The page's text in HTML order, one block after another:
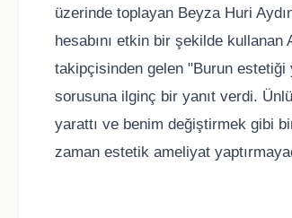
üzerinde toplayan Beyza Huri
hesabını etkin bir şekilde
takipçisinden gelen "Burun estetiği
sorusuna ilginç bir yanıt verdi.
yarattı ve benim değiştirmek gibi
zaman estetik ameliyat